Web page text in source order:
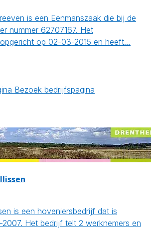
is een Eenmanszaak die bij de
nummer 62707167. Het
op 02-03-2015 en heeft…
Bezoek bedrijfspagina
is een hoveniersbedrijf dat is
Het bedrijf telt 2 werknemers en